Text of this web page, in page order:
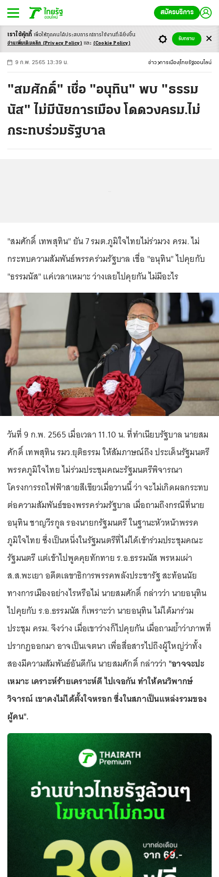
สมัครบริการ
-ก ก ก+
9 ก.พ. 2565 13:39 น. ข่าว การเมือง ไทยรัฐออนไลน์
"สมศักดิ์" เชื่อ "อนุทิน" พบ "ธรรม
นัส" ไม่มีนัยการเมือง โดดวงครม.ไม่
กระทบร่วมรัฐบาล
"สมศักดิ์ เทพสุทิน" ยัน 7 รมต.ภูมิใจไทยไม่ร่วมวง ครม. ไม่
กระทบความสัมพันธ์พรรคร่วมรัฐบาล เชื่อ "อนุทิน" ไปคุยกับ
"ธรรมนัส" แค่เวลาเหมาะ ว่างเลยไปคุยกัน ไม่มีอะไร
วันที่ 9 ก.พ. 2565 เมื่อเวลา 11.10 น. ที่ทำเนียบรัฐบาล นายสม
ศักดิ์ เทพสุทิน รมว.ยุติธรรม ให้สัมภาษณ์ถึง ประเด็นรัฐมนตรี
พรรคภูมิใจไทย ไม่ร่วมประชุมคณะรัฐมนตรีพิจารณา
โครงการรถไฟฟ้าสายสีเขียวเมื่อวานนี้ ว่า จะไม่เกิดผลกระทบ
ต่อความสัมพันธ์ของพรรคร่วมรัฐบาล เมื่อถามถึงกรณีที่นาย
อนุทิน ชาญวีรกูล รองนายกรัฐมนตรี ในฐานะหัวหน้าพรรค
ภูมิใจไทย ซึ่งเป็นหนึ่งในรัฐมนตรีที่ไม่ได้เข้าร่วมประชุมคณะ
รัฐมนตรี แต่เข้าไปพูดคุยทักทาย ร.อ.ธรรมนัส พรหมเผ่า
ส.ส.พะเยา อดีตเลขาธิการพรรคพลังประชารัฐ สะท้อนนัย
ทางการเมืองอย่างไรหรือไม่ นายสมศักดิ์ กล่าวว่า นายอนุทิน
ไปคุยกับ ร.อ.ธรรมนัส ก็เพราะว่า นายอนุทิน ไม่ได้มาร่วม
ประชุม ครม. จึงว่าง เมื่อเขาว่างก็ไปคุยกัน เมื่อถามย้ำว่าภาพที่
ปรากฏออกมา อาจเป็นเจตนา เพื่อสื่อสารไปถึงผู้ใหญ่ว่าทั้ง
สองมีความสัมพันธ์อันดีกัน นายสมศักดิ์ กล่าวว่า "อาจจะปะ
เหมาะ เคราะห์ร้ายเคราะห์ดี ไปเจอกัน ทำให้คนวิพากษ์
วิจารณ์ เขาคงไม่ได้ตั้งใจหรอก ซึ่งในสภาเป็นแหล่งรวมของ
ผู้คน".
เราใช้คุ้กกี้ เพื่อให้ทุกคนได้ประสบการณ์การใช้งานที่ดียิ่งขึ้น
อ่านเพิ่มเติมคลิก (Privacy Policy) และ (Cookie Policy)
รับทราบ